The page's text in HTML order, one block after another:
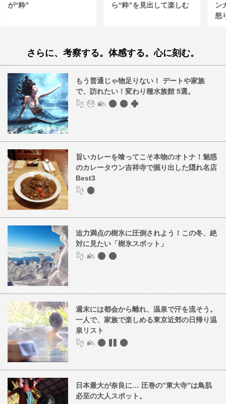
が“粋”
ら“粋”を見出して楽しむ
ン
怒
さらに、考察する。体感する。心に刻む。
もう普通じゃ物足りない！ デートや家族
で、訪れたい！変わり種水族館 5選。
旨いカレーを喰ってこそ本物のオトナ！魅惑
のカレータウン吉祥寺で掘り出した隠れ名店
Best3
迫力満点の樹氷に圧倒されよう！この冬、絶
対に見たい「樹氷スポット」
週末には都会から離れ、温泉で汗を流そう。
一人で、家族で楽しめる東京近郊の日帰り温
泉リスト
日本最大が奈良に… 圧巻の”東大寺”は鳥肌
必至の大人スポット。